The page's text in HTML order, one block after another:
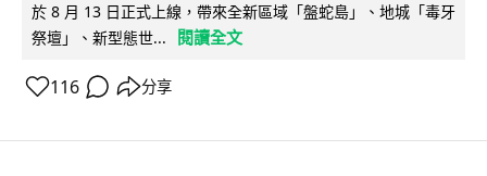
於 8 月 13 日正式上線，帶來全新區域「盤蛇島」、地城「毒牙
祭壇」、新型態世...
閱讀全文
116 分享